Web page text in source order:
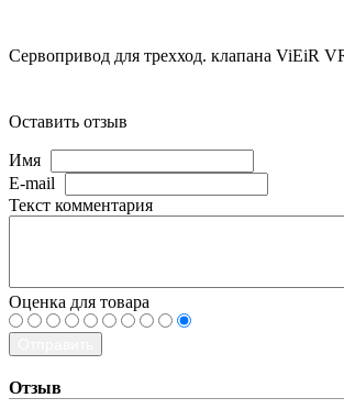
Сервопривод для трехход. клапана ViEiR
Оставить отзыв
Имя
E-mail
Текст комментария
Оценка для товара
Отзыв